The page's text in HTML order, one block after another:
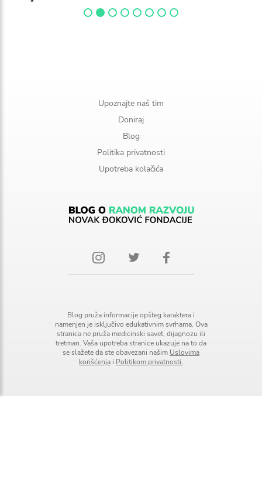
Upoznajte naš tim
Doniraj
Blog
Politika privatnosti
Upotreba kolačića
Blog pruža informacije opšteg karaktera i
namenjen je isključivo edukativnim svrhama. Ova
stranica ne pruža medicinski savet, dijagnozu ili
tretman. Vaša upotreba stranice ukazuje na to da
se slažete da ste obavezani našim Uslovima
korišćenja i Politikom privatnosti.